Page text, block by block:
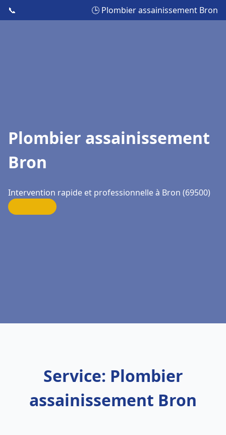
📞 🕒 Plombier assainissement Bron
Plombier assainissement
Bron
Intervention rapide et professionnelle à Bron (69500)
Service: Plombier
assainissement Bron